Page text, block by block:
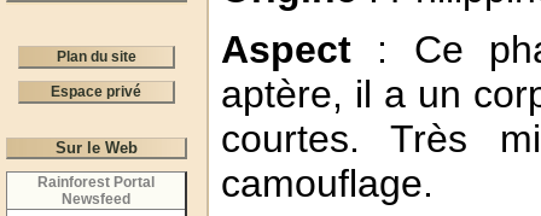
Plan du site
Espace privé
Sur le Web
Rainforest Portal
Newsfeed
Aspect : Ce
aptère, il a un
courtes. Très
camouflage.